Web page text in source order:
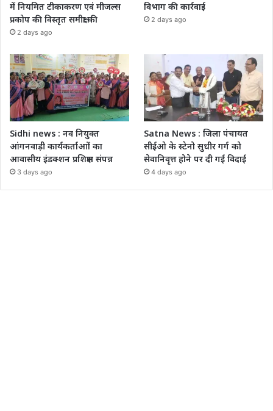
में नियमित टीकाकरण एवं मीजल्स
प्रकोप की विस्तृत समीक्षा की
2 days ago
विभाग की कार्रवाई
2 days ago
Sidhi news : नव नियुक्त
आंगनवाड़ी कार्यकर्ताआों का
आवासीय इंडक्शन प्रशिक्षण संपन्न
3 days ago
Satna News : जिला पंचायत
सीईओ के स्टेनो सुधीर गर्ग को
सेवानिवृत्त होने पर दी गई विदाई
4 days ago